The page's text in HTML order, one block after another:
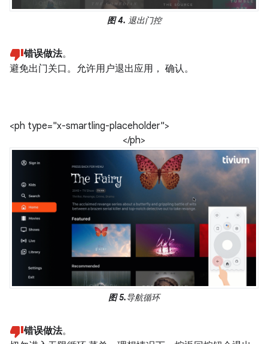
图 4. 退出门控
错误做法。
避免出门关口。允许用户退出应用， 确认。
<ph type="x-smartling-placeholder">
</ph>
图 5.导航循环
错误做法。